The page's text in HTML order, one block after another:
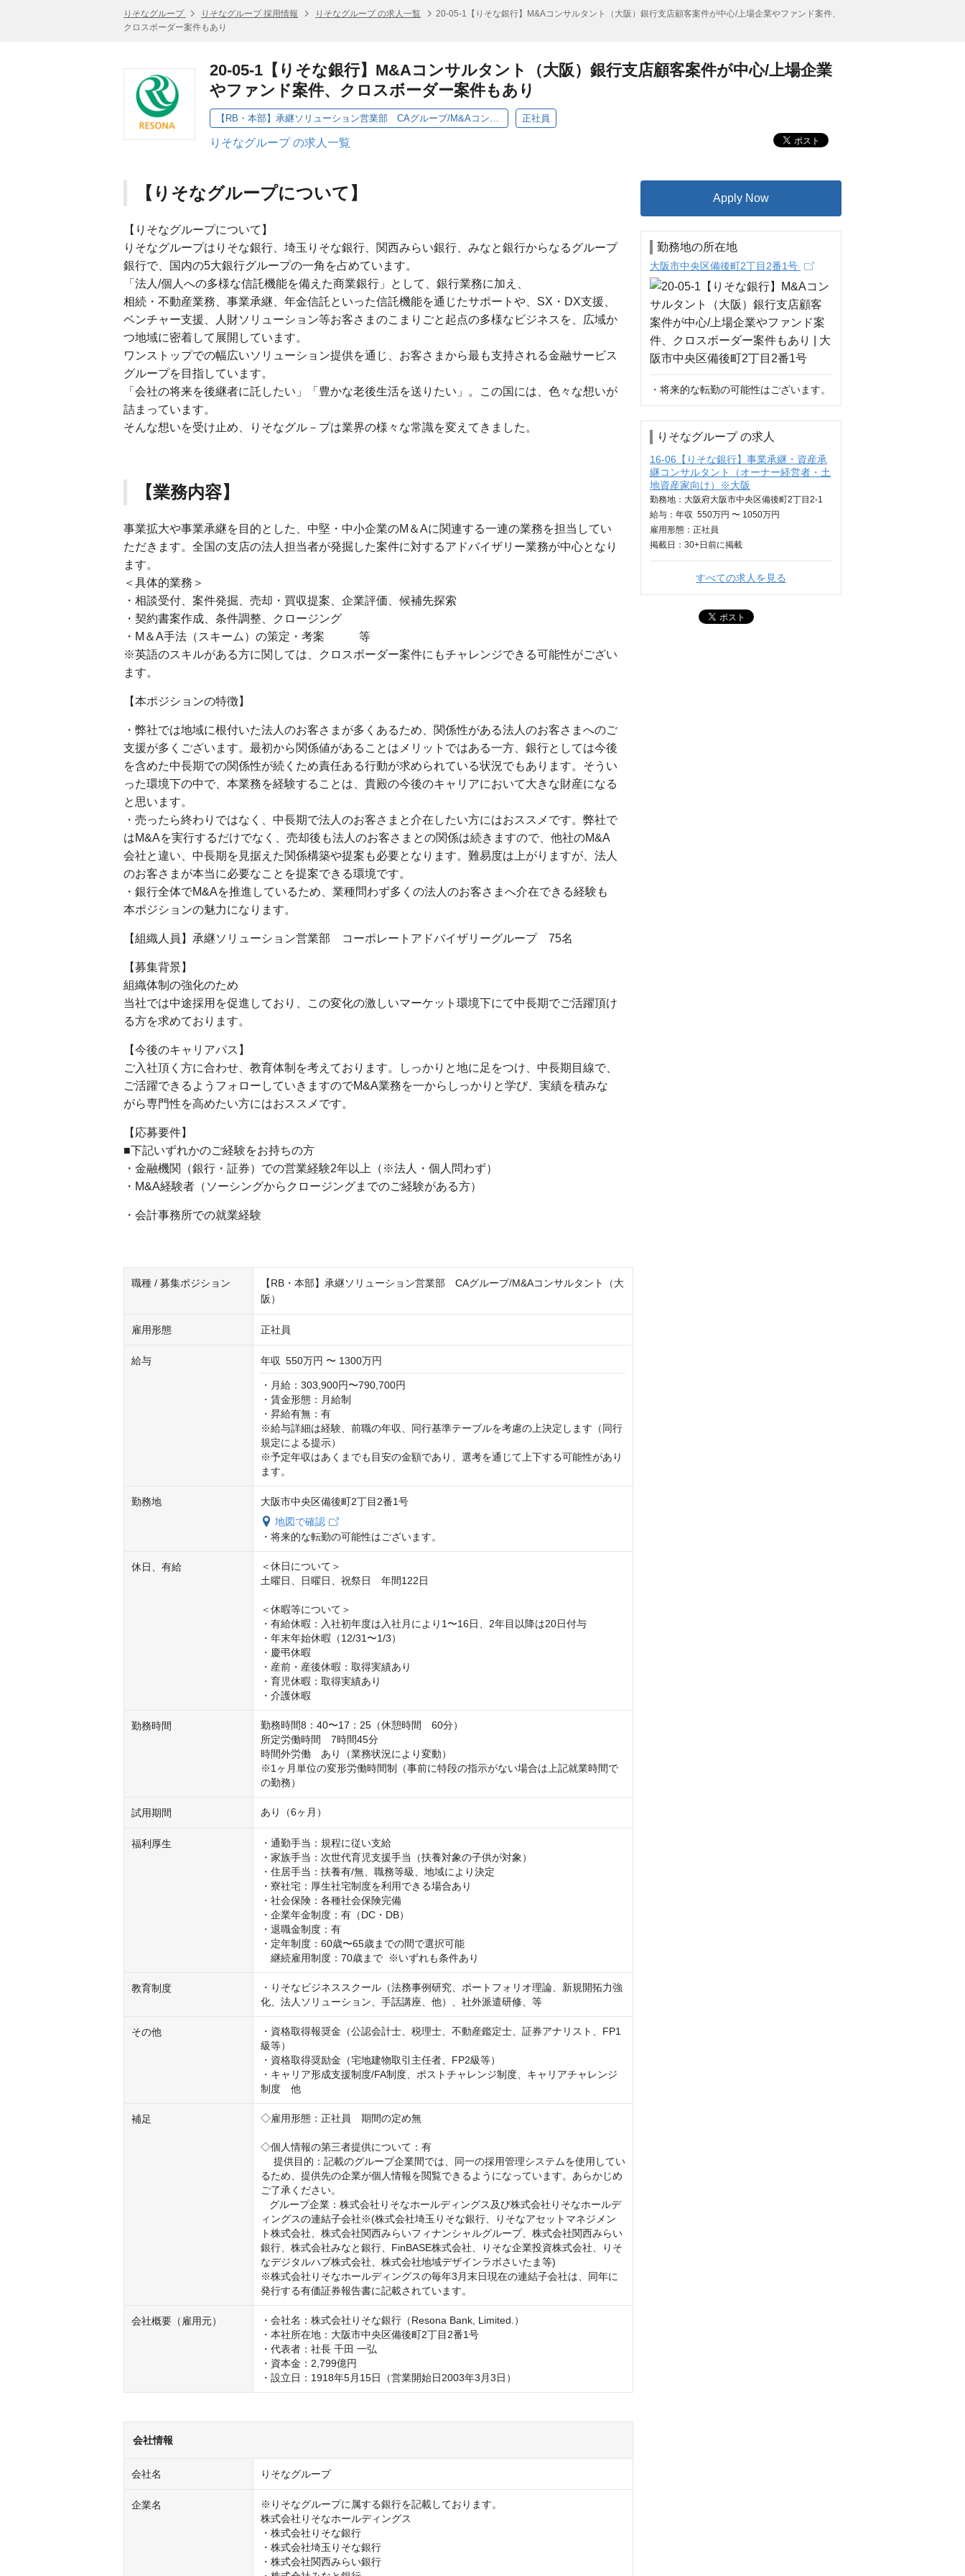
りそなグループ りそなグループ 採用情報 りそなグループ の求人一覧
20-05-1【りそな銀行】M&Aコンサルタント（大阪）銀行支店顧客案件が中心/上場企業やファンド案件、
クロスボーダー案件もあり
20-05-1【りそな銀行】M&Aコンサルタント（大阪）銀行支店顧客案件が中心/上場企業
やファンド案件、クロスボーダー案件もあり
【RB・本部】承継ソリューション営業部 CAグループ/M&Aコンサルタント（大阪） 正社員
りそなグループ の求人一覧
【りそなグループについて】
【りそなグループについて】
りそなグループはりそな銀行、埼玉りそな銀行、関西みらい銀行、みなと銀行からなるグループ
銀行で、国内の5大銀行グループの一角を占めています。
「法人/個人への多様な信託機能を備えた商業銀行」として、銀行業務に加え、
相続・不動産業務、事業承継、年金信託といった信託機能を通じたサポートや、SX・DX支援、
ベンチャー支援、人財ソリューション等お客さまのこまりごと起点の多様なビジネスを、広域か
つ地域に密着して展開しています。
ワンストップでの幅広いソリューション提供を通じ、お客さまから最も支持される金融サービス
グループを目指しています。
「会社の将来を後継者に託したい」「豊かな老後生活を送りたい」。この国には、色々な想いが
詰まっています。
そんな想いを受け止め、りそなグル－プは業界の様々な常識を変えてきました。
【業務内容】
事業拡大や事業承継を目的とした、中堅・中小企業のM＆Aに関連する一連の業務を担当してい
ただきます。全国の支店の法人担当者が発掘した案件に対するアドバイザリー業務が中心となり
ます。
＜具体的業務＞
・相談受付、案件発掘、売却・買収提案、企業評価、候補先探索
・契約書案作成、条件調整、クロージング
・M＆A手法（スキーム）の策定・考案 等
※英語のスキルがある方に関しては、クロスボーダー案件にもチャレンジできる可能性がござい
ます。
【本ポジションの特徴】
・弊社では地域に根付いた法人のお客さまが多くあるため、関係性がある法人のお客さまへのご
支援が多くございます。最初から関係値があることはメリットではある一方、銀行としては今後
を含めた中長期での関係性が続くため責任ある行動が求められている状況でもあります。そうい
った環境下の中で、本業務を経験することは、貴殿の今後のキャリアにおいて大きな財産になる
と思います。
・売ったら終わりではなく、中長期で法人のお客さまと介在したい方にはおススメです。弊社で
はM&Aを実行するだけでなく、売却後も法人のお客さまとの関係は続きますので、他社のM&A
会社と違い、中長期を見据えた関係構築や提案も必要となります。難易度は上がりますが、法人
のお客さまが本当に必要なことを提案できる環境です。
・銀行全体でM&Aを推進しているため、業種問わず多くの法人のお客さまへ介在できる経験も
本ポジションの魅力になります。
【組織人員】承継ソリューション営業部 コーポレートアドバイザリーグループ 75名
【募集背景】
組織体制の強化のため
当社では中途採用を促進しており、この変化の激しいマーケット環境下にて中長期でご活躍頂け
る方を求めております。
【今後のキャリアパス】
ご入社頂く方に合わせ、教育体制を考えております。しっかりと地に足をつけ、中長期目線で、
ご活躍できるようフォローしていきますのでM&A業務を一からしっかりと学び、実績を積みな
がら専門性を高めたい方にはおススメです。
【応募要件】
■下記いずれかのご経験をお持ちの方
・金融機関（銀行・証券）での営業経験2年以上（※法人・個人問わず）
・M&A経験者（ソーシングからクロージングまでのご経験がある方）
・会計事務所での就業経験
職種 / 募集ポジション
【RB・本部】承継ソリューション営業部 CAグループ/M&Aコンサルタント（大
阪）
雇用形態 正社員
給与 年収 550万円 〜 1300万円
・月給：303,900円〜790,700円
・賃金形態：月給制
・昇給有無：有
※給与詳細は経験、前職の年収、同行基準テーブルを考慮の上決定します（同行
規定による提示）
※予定年収はあくまでも目安の金額であり、選考を通じて上下する可能性があり
ます。
勤務地
大阪市中央区備後町2丁目2番1号
地図で確認
・将来的な転勤の可能性はございます。
休日、有給
＜休日について＞
土曜日、日曜日、祝祭日　年間122日
＜休暇等について＞
・有給休暇：入社初年度は入社月により1〜16日、2年目以降は20日付与
・年末年始休暇（12/31〜1/3）
・慶弔休暇
・産前・産後休暇：取得実績あり
・育児休暇：取得実績あり
・介護休暇
勤務時間
勤務時間8：40〜17：25（休憩時間　60分）
所定労働時間　7時間45分
時間外労働　あり（業務状況により変動）
※1ヶ月単位の変形労働時間制（事前に特段の指示がない場合は上記就業時間で
の勤務）
試用期間 あり（6ヶ月）
福利厚生
・通勤手当：規程に従い支給
・家族手当：次世代育児支援手当（扶養対象の子供が対象）
・住居手当：扶養有/無、職務等級、地域により決定
・寮社宅：厚生社宅制度を利用できる場合あり
・社会保険：各種社会保険完備
・企業年金制度：有（DC・DB）
・退職金制度：有
・定年制度：60歳〜65歳までの間で選択可能
継続雇用制度：70歳まで  ※いずれも条件あり
教育制度
・りそなビジネススクール（法務事例研究、ポートフォリオ理論、新規開拓力強
化、法人ソリューション、手話講座、他）、社外派遣研修、等
その他
・資格取得報奨金（公認会計士、税理士、不動産鑑定士、証券アナリスト、FP1
級等）
・資格取得奨励金（宅地建物取引主任者、FP2級等）
・キャリア形成支援制度/FA制度、ポストチャレンジ制度、キャリアチャレンジ
制度　他
補足 ◇雇用形態：正社員　期間の定め無
◇個人情報の第三者提供について：有
提供目的：記載のグループ企業間では、同一の採用管理システムを使用してい
るため、提供先の企業が個人情報を閲覧できるようになっています。あらかじめ
ご了承ください。
ィングスの連結子会社※(株式会社埼玉りそな銀行、りそなアセットマネジメン
ト株式会社、株式会社関西みらいフィナンシャルグループ、株式会社関西みらい
銀行、株式会社みなと銀行、FinBASE株式会社、りそな企業投資株式会社、りそ
なデジタルハブ株式会社、株式会社地域デザインラボさいたま等)
※株式会社りそなホールディングスの毎年3月末日現在の連結子会社は、同年に
発行する有価証券報告書に記載されています。
会社概要（雇用元）
・会社名：株式会社りそな銀行（Resona Bank, Limited.）
・本社所在地：大阪市中央区備後町2丁目2番1号
・代表者：社長 千田 一弘
・資本金：2,799億円
・設立日：1918年5月15日（営業開始日2003年3月3日）
会社情報
会社名 りそなグループ
企業名
※りそなグループに属する銀行を記載しております。
株式会社りそなホールディングス
・株式会社りそな銀行
・株式会社埼玉りそな銀行
・株式会社関西みらい銀行
Apply Now
勤務地の所在地
大阪市中央区備後町2丁目2番1号
・将来的な転勤の可能性はございます。
りそなグループ の求人
16-06【りそな銀行】事業承継・資産承
継コンサルタント（オーナー経営者・土
地資産家向け）※大阪
勤務地：大阪府大阪市中央区備後町2丁目2-1
給与： 年収 550万円 〜 1050万円
雇用形態：正社員
掲載日： 30+日 前に掲載
すべての求人を見る